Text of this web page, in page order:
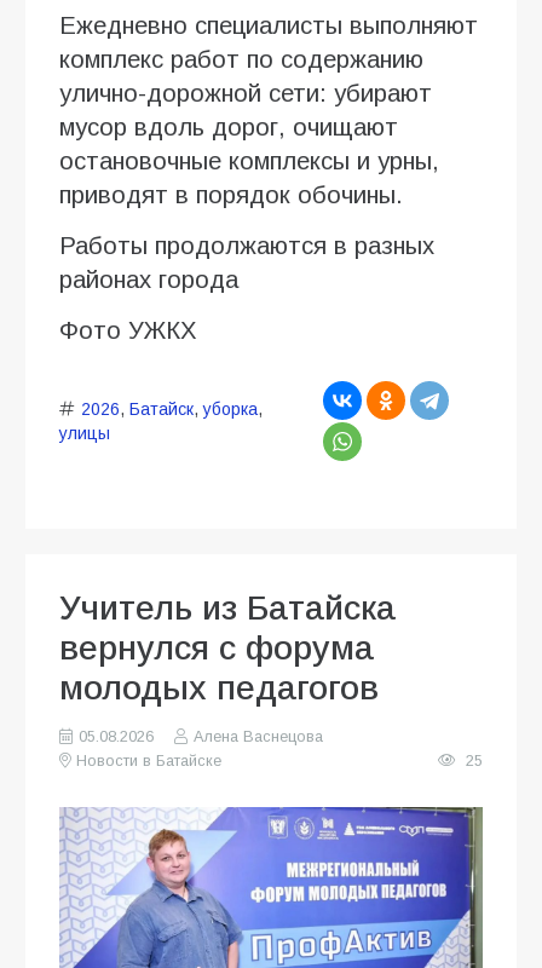
Ежедневно специалисты выполняют
комплекс работ по содержанию
улично-дорожной сети: убирают
мусор вдоль дорог, очищают
остановочные комплексы и урны,
приводят в порядок обочины.
Работы продолжаются в разных
районах города
Фото УЖКХ
2026, Батайск,уборка,
улицы
Учитель из Батайска
вернулся с форума
молодых педагогов
05.08.2026
Алена Васнецова
Новости в Батайске
25